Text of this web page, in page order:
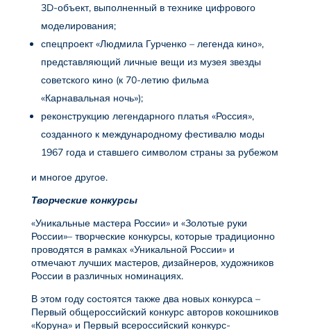
3D-объект, выполненный в технике цифрового
моделирования;
спецпроект «Людмила Гурченко – легенда кино»,
представляющий личные вещи из музея звезды
советского кино (к 70-летию фильма
«Карнавальная ночь»);
реконструкцию легендарного платья «Россия»,
созданного к международному фестивалю моды
1967 года и ставшего символом страны за рубежом
и многое другое.
Творческие конкурсы
«Уникальные мастера России» и «Золотые руки
России»– творческие конкурсы, которые традиционно
проводятся в рамках «Уникальной России» и
отмечают лучших мастеров, дизайнеров, художников
России в различных номинациях.
В этом году состоятся также два новых конкурса –
Первый общероссийский конкурс авторов кокошников
«Коруна» и Первый всероссийский конкурс-